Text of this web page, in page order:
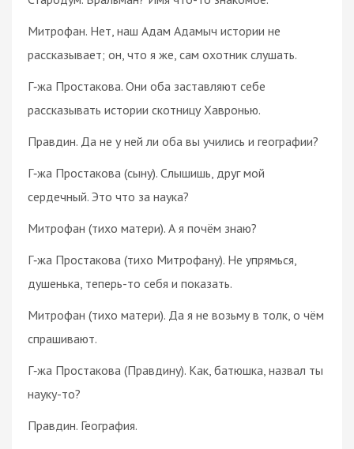
Митрофан. Нет, наш Адам Адамыч истории не
рассказывает; он, что я же, сам охотник слушать.
Г‑жа Простакова. Они оба заставляют себе
рассказывать истории скотницу Хавронью.
Правдин. Да не у ней ли оба вы учились и географии?
Г‑жа Простакова (сыну). Слышишь, друг мой
сердечный. Это что за наука?
Митрофан (тихо матери). А я почём знаю?
Г‑жа Простакова (тихо Митрофану). Не упрямься,
душенька, теперь-то себя и показать.
Митрофан (тихо матери). Да я не возьму в толк, о чём
спрашивают.
Г‑жа Простакова (Правдину). Как, батюшка, назвал ты
науку-то?
Правдин. География.